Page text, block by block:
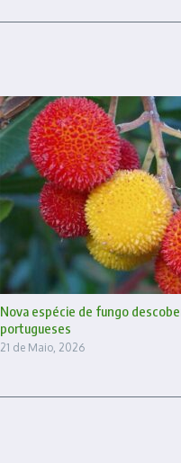
Nova espécie de fungo
portugueses
21 de Maio, 2026